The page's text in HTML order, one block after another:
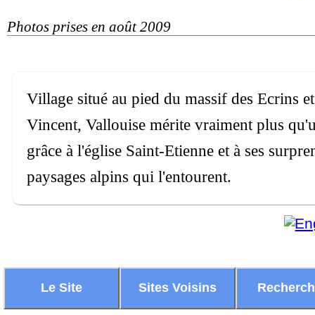
Photos prises en août 2009
Village situé au pied du massif des Ecrins
Vincent, Vallouise mérite vraiment plus
grâce à l'église Saint-Etienne et à ses
paysages alpins qui l'entourent.
Le Site Sites Voisins